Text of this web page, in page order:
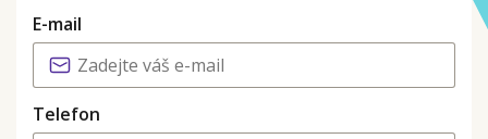
E-mail
Telefon